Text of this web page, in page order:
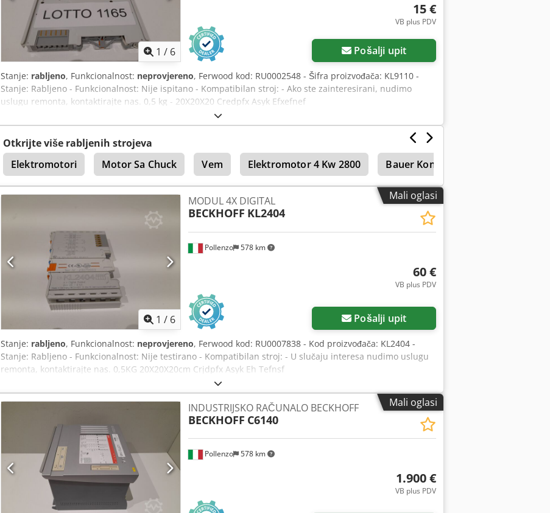
1 / 6
15 €
VB plus PDV
Pošalji upit
Stanje: rabljeno, Funkcionalnost: neprovjereno, Ferwood kod: RU0002548 - Šifra proizvođača: KL9110 -
Stanje: Rabljeno - Funkcionalnost: Nije ispitano - Kompatibilan stroj: - Ako ste zainteresirani, nudimo
uslugu remonta, kontaktirajte nas. 0,5 kg - 20X20X20 Credpfx Asyk Efxefnef
Otkrijte više rabljenih strojeva
Elektromotori
Motor Sa Chuck Vem Elektromotor 4 Kw 2800 Bauer Kompresor
Mali oglasi
1 / 6
Pollenzo 578 km
MODUL 4X DIGITAL
BECKHOFF KL2404
60 €
VB plus PDV
Pošalji upit
Stanje: rabljeno, Funkcionalnost: neprovjereno, Ferwood kod: RU0007838 - Kod proizvođača: KL2404 -
Stanje: Rabljeno - Funkcionalnost: Nije testirano - Kompatibilan stroj: - U slučaju interesa nudimo uslugu
remonta, kontaktirajte nas. 0,5KG 20X20X20cm Crjdpfx Asyk Eh Tefnsf
Mali oglasi
Pollenzo 578 km
INDUSTRIJSKO RAČUNALO BECKHOFF
BECKHOFF C6140
1.900 €
VB plus PDV